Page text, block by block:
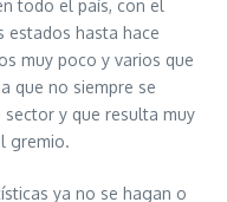
todo el país, con el
estados hasta hace
muy poco y varios que
que no siempre se
y que resulta muy
gremio.
ya no se hagan o